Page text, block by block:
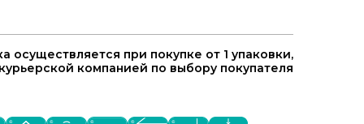
осуществляется при покупке от 1 упаковки,
компанией по выбору покупателя